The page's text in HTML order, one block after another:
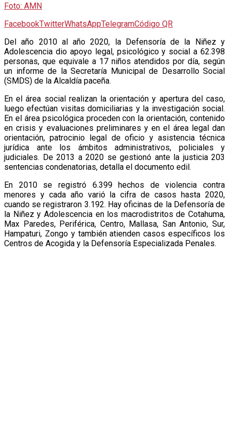
Foto: AMN
FacebookTwitterWhatsAppTelegramCódigo QR
Del año 2010 al año 2020, la Defensoría de la Niñez y
Adolescencia dio apoyo legal, psicológico y social a 62.398
personas, que equivale a 17 niños atendidos por día, según
un informe de la Secretaría Municipal de Desarrollo Social
(SMDS) de la Alcaldía paceña.
En el área social realizan la orientación y apertura del caso,
luego efectúan visitas domiciliarias y la investigación social.
En el área psicológica proceden con la orientación, contenido
en crisis y evaluaciones preliminares y en el área legal dan
orientación, patrocinio legal de oficio y asistencia técnica
jurídica ante los ámbitos administrativos, policiales y
judiciales. De 2013 a 2020 se gestionó ante la justicia 203
sentencias condenatorias, detalla el documento edil.
En 2010 se registró 6.399 hechos de violencia contra
menores y cada año varió la cifra de casos hasta 2020,
cuando se registraron 3.192. Hay oficinas de la Defensoría de
la Niñez y Adolescencia en los macrodistritos de Cotahuma,
Max Paredes, Periférica, Centro, Mallasa, San Antonio, Sur,
Hampaturi, Zongo y también atienden casos específicos los
Centros de Acogida y la Defensoría Especializada Penales.